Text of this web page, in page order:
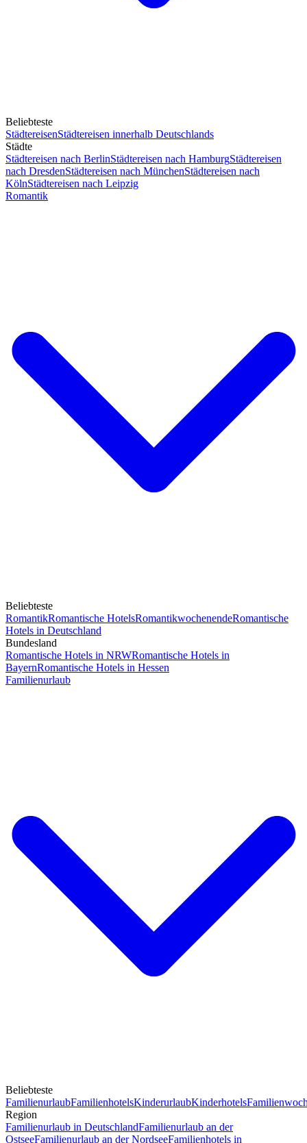
Beliebteste
StädtereisenStädtereisen innerhalb Deutschlands
Städte
Städtereisen nach BerlinStädtereisen nach HamburgStädtereisen
nach DresdenStädtereisen nach MünchenStädtereisen nach
KölnStädtereisen nach Leipzig
Romantik
Beliebteste
RomantikRomantische HotelsRomantikwochenendeRomantische
Hotels in Deutschland
Bundesland
Romantische Hotels in NRWRomantische Hotels in
BayernRomantische Hotels in Hessen
Familienurlaub
Beliebteste
FamilienurlaubFamilienhotelsKinderurlaubKinderhotels
Region
Familienurlaub in DeutschlandFamilienurlaub an der
OstseeFamilienurlaub an der NordseeFamilienhotels in